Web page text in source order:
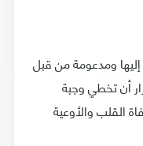
ومدعومة من قبل
أن تخطي وجبة
القلب والأوعية